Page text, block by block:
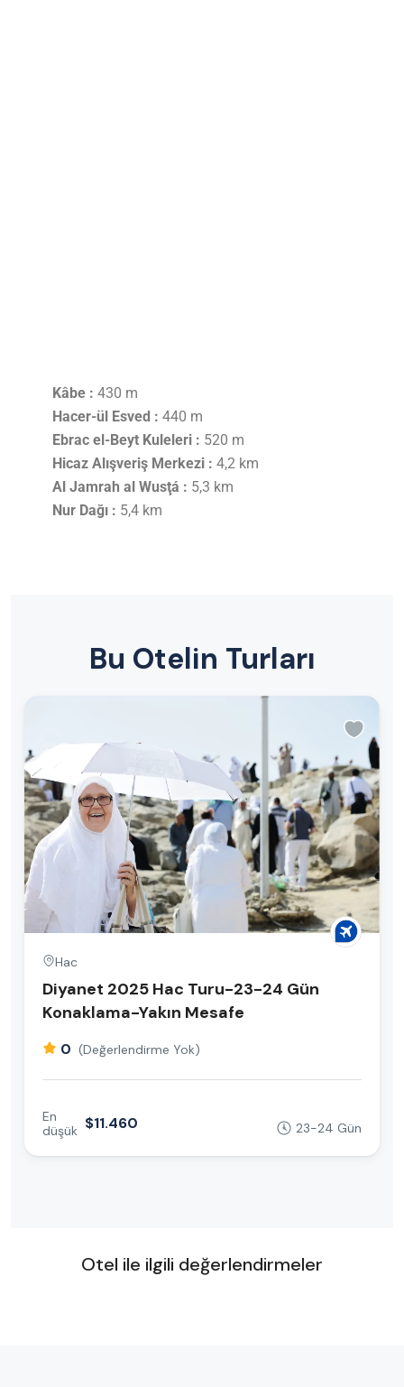
Kâbe : 430 m
Hacer-ül Esved : 440 m
Ebrac el-Beyt Kuleleri : 520 m
Hicaz Alışveriş Merkezi : 4,2 km
Al Jamrah al Wusţá : 5,3 km
Nur Dağı : 5,4 km
Bu Otelin Turları
Hac
Diyanet 2025 Hac Turu-23-24 Gün
Konaklama-Yakın Mesafe
0 (Değerlendirme Yok)
En
düşük $11.460 23-24 Gün
Otel ile ilgili değerlendirmeler